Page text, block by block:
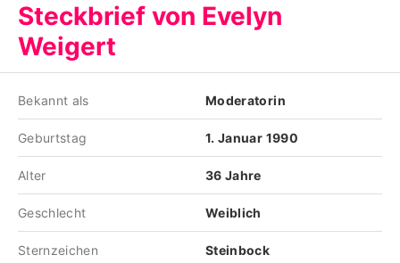
Nutzungsbedingungen
Utiq verwalten
Steckbrief von Evelyn
Weigert
Bekannt als Moderatorin
Geburtstag 1. Januar 1990
Alter 36 Jahre
Geschlecht Weiblich
Sternzeichen Steinbock